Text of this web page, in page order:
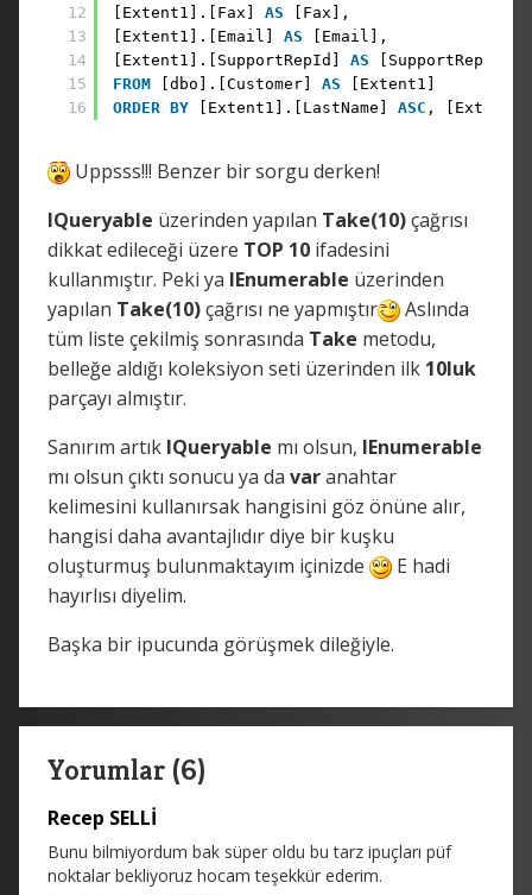
12
13
14
15
16
[Extent1].[Fax] AS
[Fax],
[Extent1].[Email] AS
[Email],
[Extent1].[SupportRepId] AS
[SupportRepId]
FROM
[dbo].[Customer] AS
[Extent1]
ORDER BY [Extent1].[LastName] ASC ,
Uppsss!!! Benzer bir sorgu derken!
IQueryable üzerinden yapılan Take(10)çağrısı
dikkat edileceği üzere TOP 10 ifadesini
kullanmıştır. Peki ya IEnumerable üzerinden
yapılan Take(10)çağrısı ne yapmıştır
Aslında
tüm liste çekilmiş sonrasında Take metodu,
belleğe aldığı koleksiyon seti üzerinden ilk 10luk
parçayı almıştır.
Sanırım artık IQueryable mı olsun, IEnumerable
mı olsun çıktı sonucu ya da varanahtar
kelimesini kullanırsak hangisini göz önüne alır,
hangisi daha avantajlıdır diye bir kuşku
oluşturmuş bulunmaktayım içinizde
E hadi
hayırlısı diyelim.
Başka bir ipucunda görüşmek dileğiyle.
Yorumlar (6)
Recep SELLİ
Bunu bilmiyordum bak süper oldu bu tarz ipuçları püf
noktalar bekliyoruz hocam teşekkür ederim.